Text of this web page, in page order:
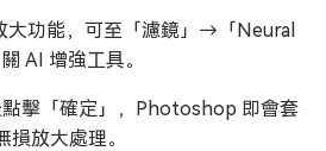
大功能，可至「濾鏡」→「Neural
AI 增強工具。
擊「確定」，Photoshop 即會套
放大處理。